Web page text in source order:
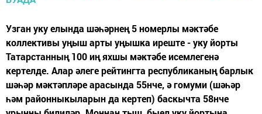
Узган уку елында шәһәрнең 5 номерлы мәктәбе
коллективы уңыш арты уңышка иреште - уку йорты
Татарстанның 100 иң яхшы мәктәбе исемлегенә
кертелде. Алар әлеге рейтингта республиканың барлык
шәһәр мәктәпләре арасында 55нче, ә гомуми (шәһәр
һәм районныкыларын да кертеп) баскычта 58нче